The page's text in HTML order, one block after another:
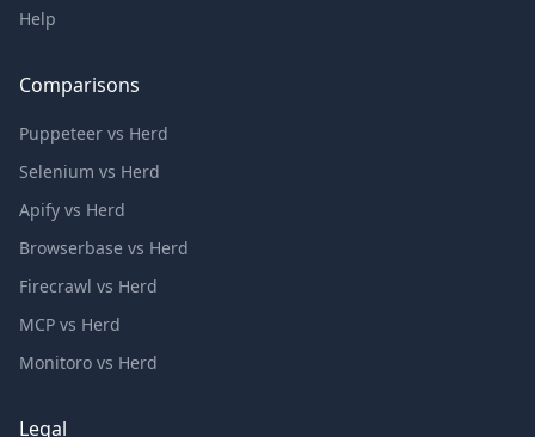
Help
Comparisons
Puppeteer vs Herd
Selenium vs Herd
Apify vs Herd
Browserbase vs Herd
Firecrawl vs Herd
MCP vs Herd
Monitoro vs Herd
Legal